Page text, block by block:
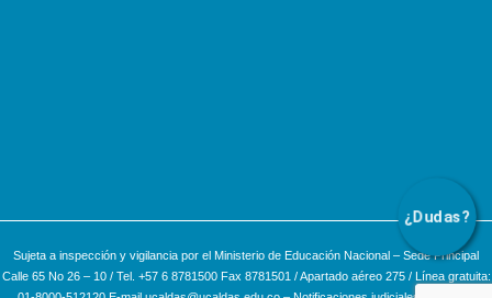
¿Dudas?
Sujeta a inspección y vigilancia por el Ministerio de Educación Nacional – Sede Principal
Calle 65 No 26 – 10 / Tel. +57 6 8781500 Fax 8781501 / Apartado aéreo 275 / Línea gratuita: